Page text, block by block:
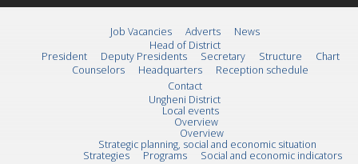
Job Vacancies Adverts
News
Head of District
President
Deputy Presidents Secretary Structure
Chart
Counselors
Headquarters
Reception schedule
Contact
Ungheni District
Local events
Overview
Overview
Strategic planning, social and economic situation
Strategies
Programs
Social and economic indicators